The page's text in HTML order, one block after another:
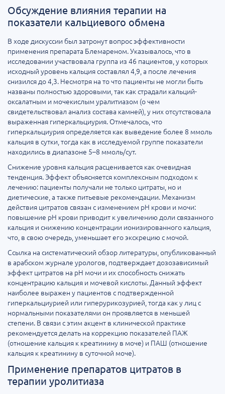
Обсуждение влияния терапии на
показатели кальциевого обмена
В ходе дискуссии был затронут вопрос эффективности
применения препарата Блемареном. Указывалось, что в
исследовании участвовала группа из 46 пациентов, у которых
исходный уровень кальция составлял 4,9, а после лечения
снизился до 4,3. Несмотря на то что пациенты не могли быть
названы полностью здоровыми, так как страдали кальций-
оксалатным и мочекислым уралитиазом (о чем
свидетельствовал анализ состава камней), у них отсутствовала
выраженная гиперкальциурия. Отмечалось, что
гиперкальциурия определяется как выведение более 8 ммоль
кальция в сутки, тогда как в исследуемой группе показатели
находились в диапазоне 5–8 ммоль/сут.
Снижение уровня кальция расценивается как очевидная
тенденция. Эффект объясняется комплексным подходом к
лечению: пациенты получали не только цитраты, но и
диетические, а также питьевые рекомендации. Механизм
действия цитратов связан с изменением pH крови и мочи:
повышение pH крови приводит к увеличению доли связанного
кальция и снижению концентрации ионизированного кальция,
что, в свою очередь, уменьшает его экскрецию с мочой.
Ссылка на систематический обзор литературы, опубликованный
в арабском журнале урологов, подтверждает дозозависимый
эффект цитратов на pH мочи и их способность снижать
концентрацию кальция и мочевой кислоты. Данный эффект
наиболее выражен у пациентов с подтвержденной
гиперкальциурией или гиперурикозурией, тогда как у лиц с
нормальными показателями он проявляется в меньшей
степени. В связи с этим акцент в клинической практике
рекомендуется делать на коррекцию показателей ПАЖ
(отношение кальция к креатинину в моче) и ПАШ (отношение
кальция к креатинину в суточной моче).
Применение препаратов цитратов в
терапии уролитиаза